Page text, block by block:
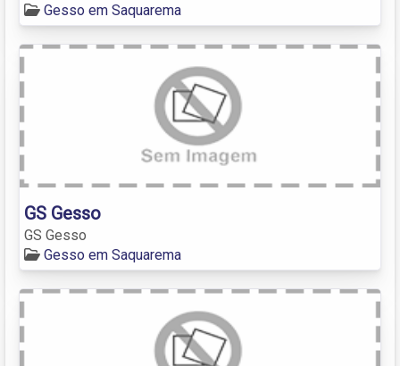
Gesso em Saquarema
GS Gesso
GS Gesso
Gesso em Saquarema